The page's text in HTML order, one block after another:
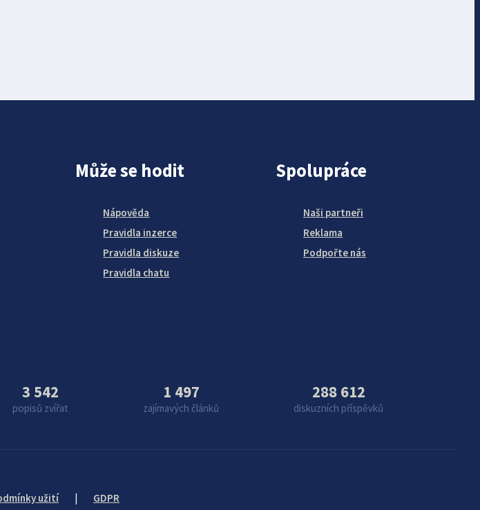
Může se hodit
Nápověda
Pravidla inzerce
Pravidla diskuze
Pravidla chatu
Spolupráce
Naši partneři
Reklama
Podpořte nás
3 542
popisů zvířat
1 497
zajímavých článků
288 612
diskuzních příspěvků
užití GDPR